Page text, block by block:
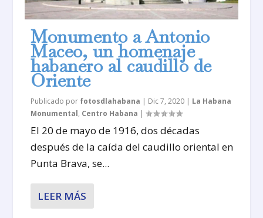
Monumento a Antonio
Maceo, un homenaje
habanero al caudillo de
Oriente
Publicado por fotosdlahabana | Dic 7, 2020 | La Habana
Monumental, Centro Habana |
El 20 de mayo de 1916, dos décadas
después de la caída del caudillo oriental en
Punta Brava, se...
LEER MÁS